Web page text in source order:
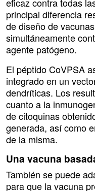
principal diferencia
de diseño de
simultáneamente
agente patógeno.
El péptido CoVPSA
integrado en un
dendríticas. Los
cuanto a la
de citoquinas
generada, así como
de la misma.
Una vacuna
También se puede
para que la vacuna